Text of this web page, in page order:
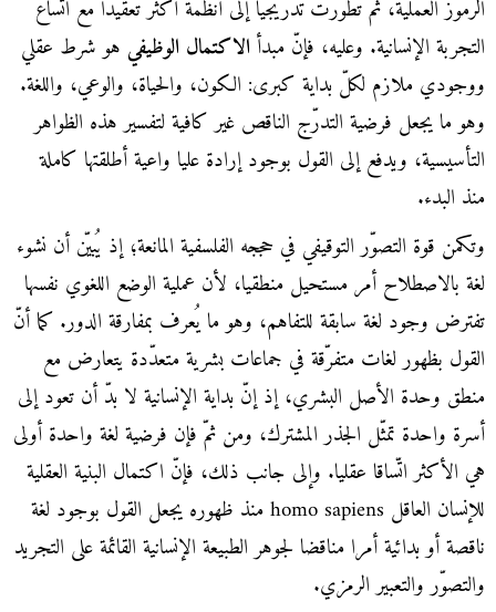
الرموز العملية، ثم تطورت تدريجيا إلى أنظمة أكثر تعقيدا مع اتساع
التجربة الإنسانية. وعليه، فإنّ مبدأالاكتمال الوظيفي هو شرط عقلي
ووجودي ملازم لكلّ بداية كبرى: الكون، والحياة، والوعي، واللغة.
وهو ما يجعل فرضية التدرّج الناقص غير كافية لتفسير هذه الظواهر
التأسيسية، ويدفع إلى القول بوجود إرادة عليا واعية أطلقتها كاملة
منذ البدء.
وتكمن قوة التصوّر التوقيفي في حججه الفلسفية المانعة؛ إذ يُبيّن أن نشوء
لغة بالاصطلاح أمر مستحيل منطقيا، لأن عملية الوضع اللغوي نفسها
تفترض وجود لغة سابقة للتفاهم، وهو ما يُعرف بمفارقة الدور. كما أنّ
القول بظهور لغات متفرّقة في جماعات بشرية متعدّدة يتعارض مع
منطق وحدة الأصل البشري، إذ إنّ بداية الإنسانية لا بدّ أن تعود إلى
أسرة واحدة تمثّل الجذر المشترك، ومن ثمّ فإن فرضية لغة واحدة أولى
هي الأكثر اتّساقا عقليا. وإلى جانب ذلك، فإنّ اكتمال البنية العقلية
للإنسان العاقل homo sapiens منذ ظهوره يجعل القول بوجود لغة
ناقصة أو بدائية أمرا مناقضا لجوهر الطبيعة الإنسانية القائمة على التجريد
والتصوّر والتعبير الرمزي.